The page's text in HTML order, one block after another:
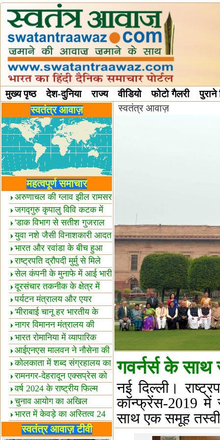
मुख्य पृष्ठ देश-दुनिया राज्य वीडियो फोटो गैलरी
विविध स्तंभस्वतंत्र आवाज़
महत्वपूर्ण समाचार
अरुणाचल की ग्लाव झील रामसर
स्थल घोषित
जगद्गुरु कृपालु विवि कटक में
शैक्षिक सत्र शुरू
'डाक विभाग से सतीश गुजराल
का रिश्ता गहरा'
युवा नशे जैसी विनाशकारी आदत
से दूर रहें-मोदी
भारत और रवांडा के बीच हुआ
व्यापार विस्तार
राष्ट्रपति द्रौपदी मुर्मु से मिले
बस्तर के प्रतिनिधि
सेल कंपनी के मुनाफे में आई भारी
उछाल!
दूरसंचार तकनीक के क्षेत्र में
उत्कृष्टता पुरस्कार
पर्यटन मंत्रालय और एयर
इंडिया में समझौता
'मीराबाई चानू हर भारतीय के
लिए प्रेरणा'
नागर विमानन मंत्रालय की
यात्रियों को सलाह
भारत रोमानिया में व्यापारिक
साझेदारियां
आईएनएस मालवन ने नौसेना की
ताकत बढ़ाई
कोलकाता में शब्द संग्रहालय का
उद्घाटन
रामनगर-देहरादून एक्सप्रेस को
हरी झंडी
वर्ष 2024 के राष्ट्रीय फिल्म
पुरस्कारों की घोषणा
चुनाव आयोग का अखिल
भारतीय मीडिया सम्मेलन
भारत में केवड़े का अस्तित्‍व 24
लाख वर्ष!
लखनऊ में 'एक राष्ट्र एक
स्वतंत्र आवाज़ टीवी
स्वतंत्र आवाज़
गवर्नर्स के साथ
नई दिल्ली।
कॉन्फ्रेंस-2019 में
साथ एक समूह